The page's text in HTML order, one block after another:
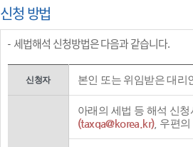
신청 방법
세법해석 신청방법은 다음과 같습니다.
신청자 본인 또는 위임받은 대리
아래의 세법 등 해석 신청
(taxqa@korea.kr), 우편의